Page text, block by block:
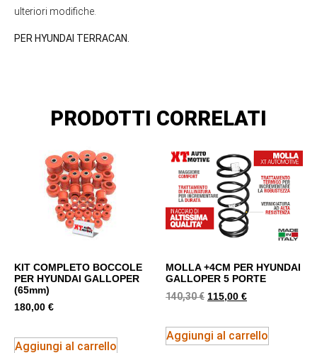
ulteriori modifiche.
PER HYUNDAI TERRACAN.
PRODOTTI CORRELATI
KIT COMPLETO BOCCOLE
PER HYUNDAI GALLOPER
(65mm)
180,00 €
Aggiungi al carrello
MOLLA +4CM PER HYUNDAI
GALLOPER 5 PORTE
140,30€ 115,00 €
Aggiungi al carrello